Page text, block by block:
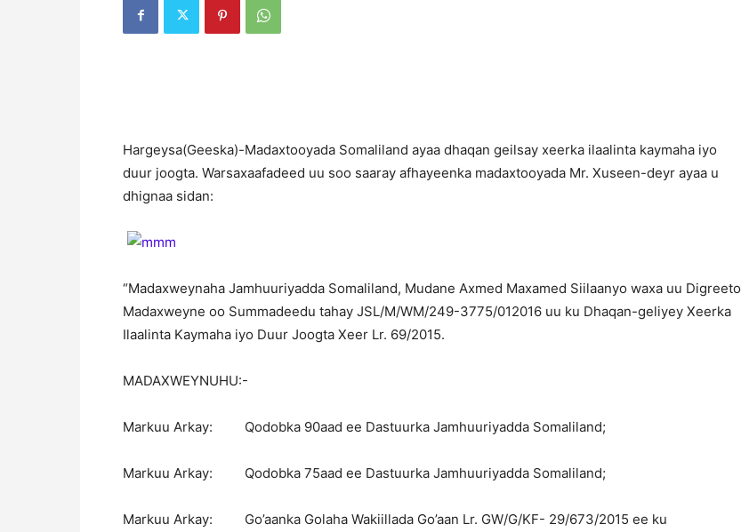
Hargeysa(Geeska)-Madaxtooyada Somaliland ayaa dhaqan geilsay xeerka ilaalinta kaymaha iyo
duur joogta. Warsaxaafadeed uu soo saaray afhayeenka madaxtooyada Mr. Xuseen-deyr ayaa u
dhignaa sidan:
“Madaxweynaha Jamhuuriyadda Somaliland, Mudane Axmed Maxamed Siilaanyo waxa uu Digreeto
Madaxweyne oo Summadeedu tahay JSL/M/WM/249-3775/012016 uu ku Dhaqan-geliyey Xeerka
Ilaalinta Kaymaha iyo Duur Joogta Xeer Lr. 69/2015.
MADAXWEYNUHU:-
Markuu Arkay: Qodobka 90aad ee Dastuurka Jamhuuriyadda Somaliland;
Markuu Arkay: Qodobka 75aad ee Dastuurka Jamhuuriyadda Somaliland;
Markuu Arkay: Go’aanka Golaha Wakiillada Go’aan Lr. GW/G/KF- 29/673/2015 ee ku